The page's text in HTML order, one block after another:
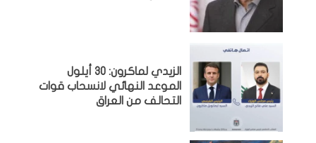
الزيدي لماكرون: 30 أيلول
الموعد النهائي لانسحاب قوات
التحالف من العراق